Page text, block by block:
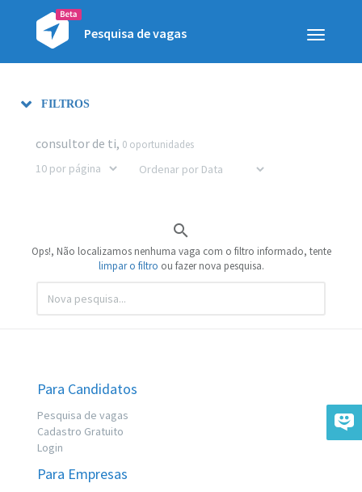
Toggle
Pesquisa de vagas
FILTROS
consultor de ti, 0 oportunidades

Ops!, Não localizamos nenhuma vaga com o filtro informado, tente
limpar o filtro ou fazer nova pesquisa.
Para Candidatos
Pesquisa de vagas
Cadastro Gratuito
Login
Para Empresas